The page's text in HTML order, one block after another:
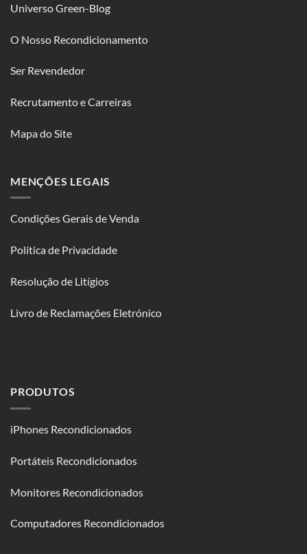
Universo Green-Blog
O Nosso Recondicionamento
Ser Revendedor
Recrutamento e Carreiras
Mapa do Site
MENÇÕES LEGAIS
Condições Gerais de Venda
Política de Privacidade
Resolução de Litígios
Livro de Reclamações Eletrónico
PRODUTOS
iPhones Recondicionados
Portáteis Recondicionados
Monitores Recondicionados
Computadores Recondicionados